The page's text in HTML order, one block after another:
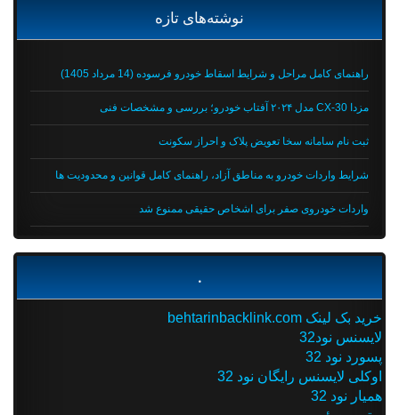
نوشته‌های تازه
راهنمای کامل مراحل و شرایط اسقاط خودرو فرسوده (14 مرداد 1405)
مزدا CX-30 مدل ۲۰۲۴ آفتاب خودرو؛ بررسی و مشخصات فنی
ثبت نام سامانه سخا تعویض پلاک و احراز سکونت
شرایط واردات خودرو به مناطق آزاد، راهنمای کامل قوانین و محدودیت ها
واردات خودروی صفر برای اشخاص حقیقی ممنوع شد
خرید بک لینک behtarinbacklink.com
لایسنس نود32
پسورد نود 32
اوکلی لایسنس رایگان نود 32
همیار نود 32